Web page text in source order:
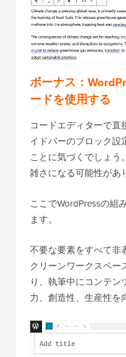
ボーナス：
ードを使用する
コードエディターで直
イドバーのブロック設
ことに気づくでしょ
雑さになる可能性があ
ここでWordPressの組
ます。
不要な要素をすべて非
クリーンワークスペー
り、執筆中にコンテン
力、創造性、生産性を